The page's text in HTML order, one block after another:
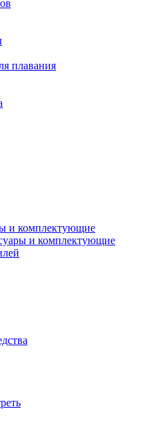
плавания
и комплектующие
и комплектующие